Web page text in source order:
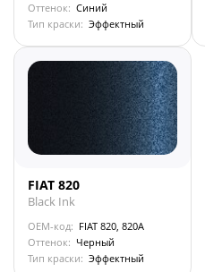
Оттенок: Синий
Тип краски: Эффектный
FIAT 820
Black Ink
OEM-код: FIAT 820, 820A
Оттенок: Черный
Тип краски: Эффектный